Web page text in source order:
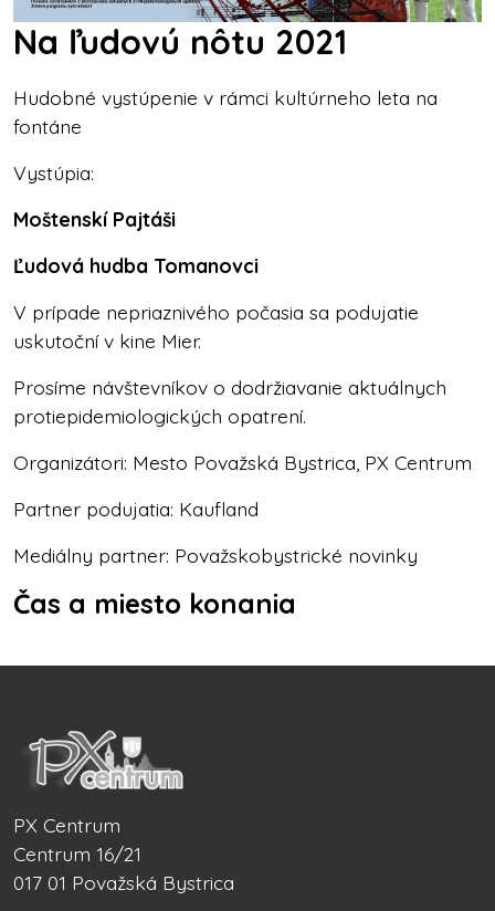
Na ľudovú nôtu 2021
Hudobné vystúpenie v rámci kultúrneho leta na
fontáne
Vystúpia:
Moštenskí Pajtáši
Ľudová hudba Tomanovci
V prípade nepriaznivého počasia sa podujatie
uskutoční v kine Mier.
Prosíme návštevníkov o dodržiavanie aktuálnych
protiepidemiologických opatrení.
Organizátori: Mesto Považská Bystrica, PX Centrum
Partner podujatia: Kaufland
Mediálny partner: Považskobystrické novinky
Čas a miesto konania
PX Centrum
Centrum 16/21
017 01 Považská Bystrica